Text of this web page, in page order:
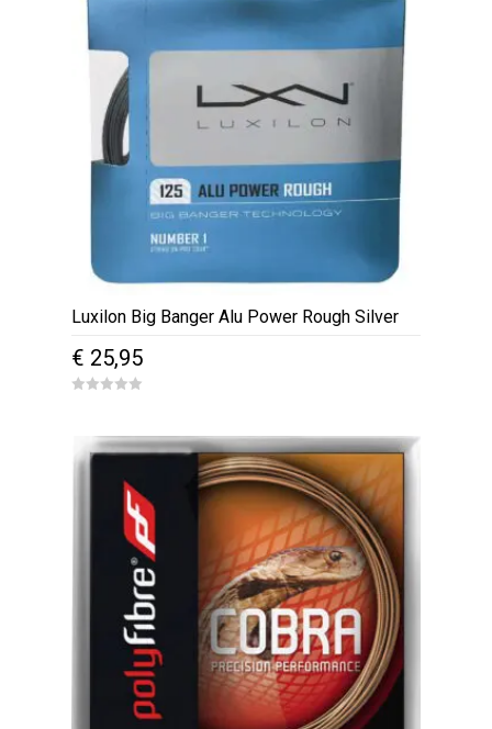
Luxilon Big Banger Alu Power Rough Silver
€ 25,95